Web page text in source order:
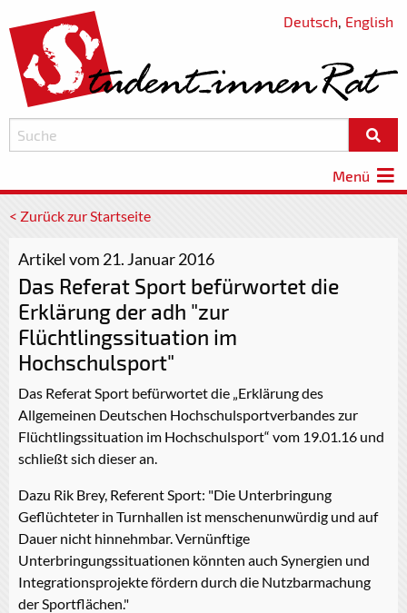
Deutsch, English
Menü
< Zurück zur Startseite
Artikel vom 21. Januar 2016
Das Referat Sport befürwortet die
Erklärung der adh "zur
Flüchtlingssituation im
Hochschulsport"
Das Referat Sport befürwortet die „Erklärung des
Allgemeinen Deutschen Hochschulsportverbandes zur
Flüchtlingssituation im Hochschulsport“ vom 19.01.16 und
schließt sich dieser an.
Dazu Rik Brey, Referent Sport: "Die Unterbringung
Geflüchteter in Turnhallen ist menschenunwürdig und auf
Dauer nicht hinnehmbar. Vernünftige
Unterbringungssituationen könnten auch Synergien und
Integrationsprojekte fördern durch die Nutzbarmachung
der Sportflächen."